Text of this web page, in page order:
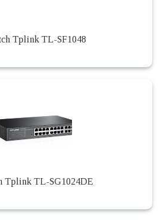
Tplink TL-SF1048
Tplink TL-SG1024DE